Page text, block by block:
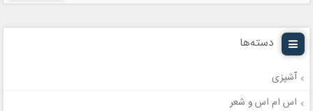
دسته‌ها
آشپزی
اس ام اس و شعر